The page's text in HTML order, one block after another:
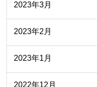
2023年3月
2023年2月
2023年1月
2022年12月